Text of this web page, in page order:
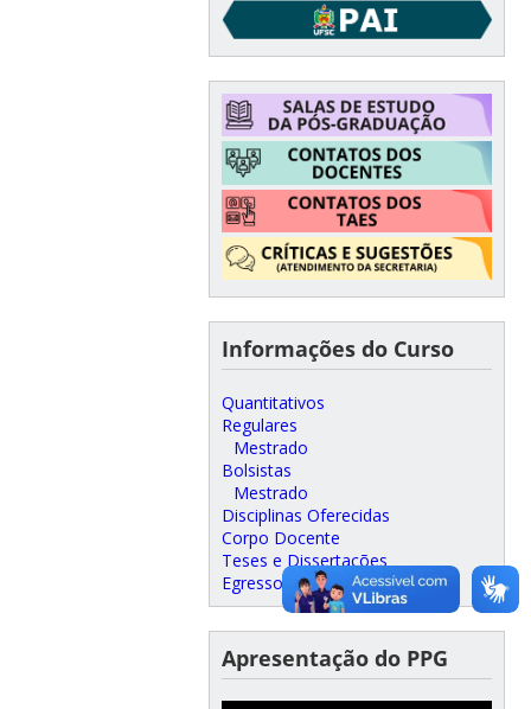
Informações do Curso
Quantitativos
Regulares
Mestrado
Bolsistas
Mestrado
Disciplinas Oferecidas
Corpo Docente
Teses e Dissertações
Egressos
Apresentação do PPG